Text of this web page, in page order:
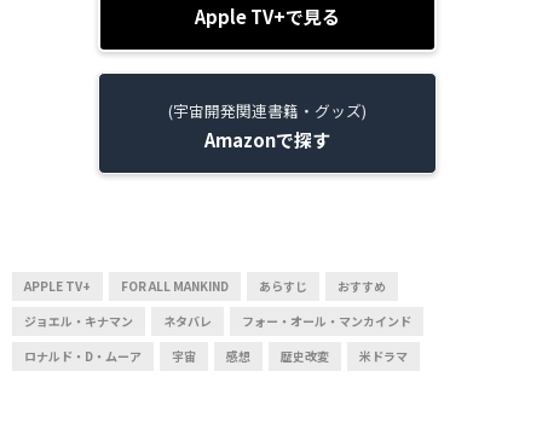
Apple TV+で見る
(宇宙開発関連書籍・グッズ)
Amazonで探す
APPLE TV+ FOR ALL MANKIND あらすじ
おすすめ
ジョエル・キナマン
ネタバレ
フォー・オール・マンカインド
ロナルド・D・ムーア
宇宙 感想 歴史改変 米ドラマ